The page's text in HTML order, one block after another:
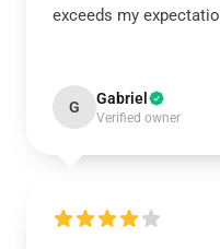
exceeds my
G Gabriel
Verified owner